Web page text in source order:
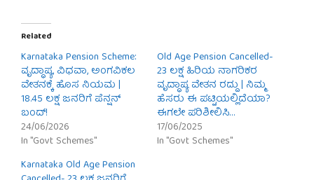
Related
Karnataka Pension Scheme:
ವೃದ್ಧಾಪ್ಯ, ವಿಧವಾ, ಅಂಗವಿಕಲ
ವೇತನಕ್ಕೆ ಹೊಸ ನಿಯಮ |
18.45 ಲಕ್ಷ ಜನರಿಗೆ ಪೆನ್ಷನ್
ಬಂದ್!
24/06/2026
In "Govt Schemes"
Old Age Pension Cancelled-
23 ಲಕ್ಷ ಹಿರಿಯ ನಾಗರಿಕರ
ವೃದ್ಧಾಪ್ಯ ವೇತನ ರದ್ದು | ನಿಮ್ಮ
ಹೆಸರು ಈ ಪಟ್ಟಿಯಲ್ಲಿದೆಯಾ?
ಈಗಲೇ ಪರಿಶೀಲಿಸಿ…
17/06/2025
In "Govt Schemes"
Karnataka Old Age Pension